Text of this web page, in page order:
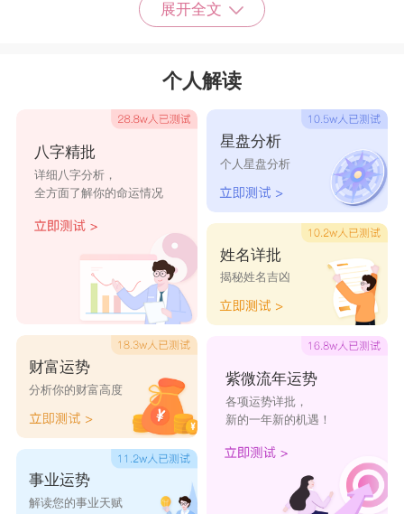
麦熙女装 欧旭店铺 兴峰店铺
吉凯五金
店
展开全文
个人解读
八字精批
详细八字分析，
全方面了解你的命运情况
财富运势
分析你的财富高度
事业运势
解读您的事业天赋
星盘分析
个人星盘分析
姓名详批
揭秘姓名吉凶
紫微流年运势
各项运势详批，
新的一年新的机遇！